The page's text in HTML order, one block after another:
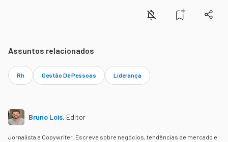
Assuntos relacionados
Rh Gestão De Pessoas Liderança
Bruno Lois, Editor
Jornalista e Copywriter. Escreve sobre negócios, tendências de mercado e